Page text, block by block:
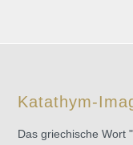
Katathym-
Das griechische Wort